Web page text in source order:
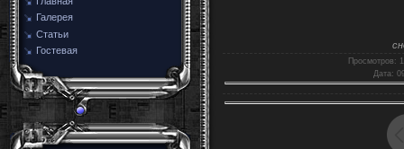
Галерея
Статьи
Гостевая
Просмотров:
Дата :